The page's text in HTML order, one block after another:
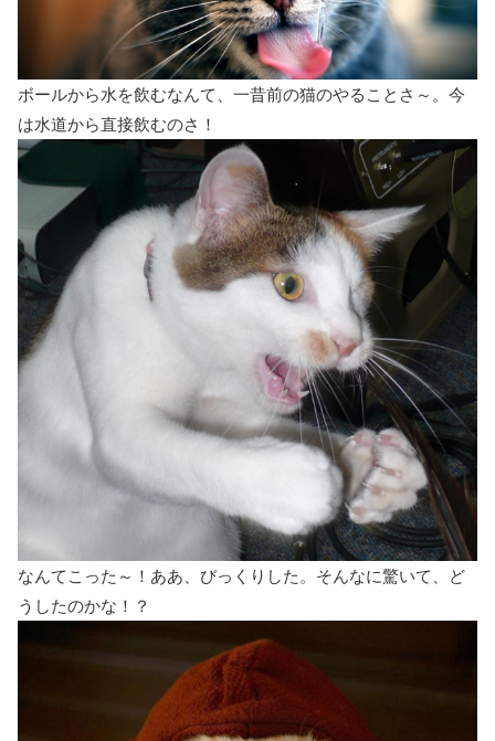
ボールから水を飲むなんて、一昔前の猫のやることさ～。今
は水道から直接飲むのさ！
なんてこった～！ああ、びっくりした。そんなに驚いて、ど
うしたのかな！？